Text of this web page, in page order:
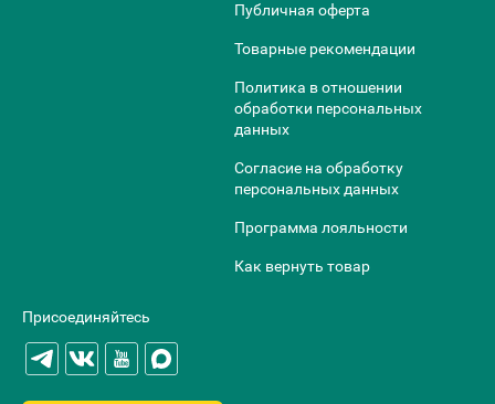
Публичная оферта
Товарные рекомендации
Политика в отношении
обработки персональных
данных
Согласие на обработку
персональных данных
Программа лояльности
Как вернуть товар
Присоединяйтесь